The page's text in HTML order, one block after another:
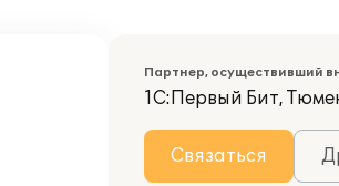
Партнер, осуществивший
1С:Первый Бит,
Связаться